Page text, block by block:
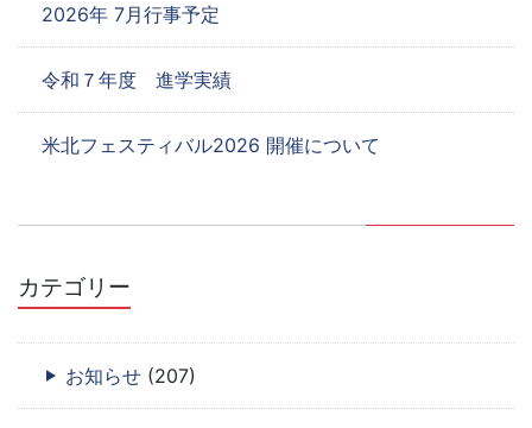
2026年 7月行事予定
令和７年度 進学実績
米北フェスティバル2026 開催について
カテゴリー
お知らせ (207)